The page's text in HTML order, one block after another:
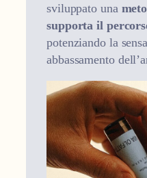
sviluppato una
supporta il
potenziando la
abbassamento